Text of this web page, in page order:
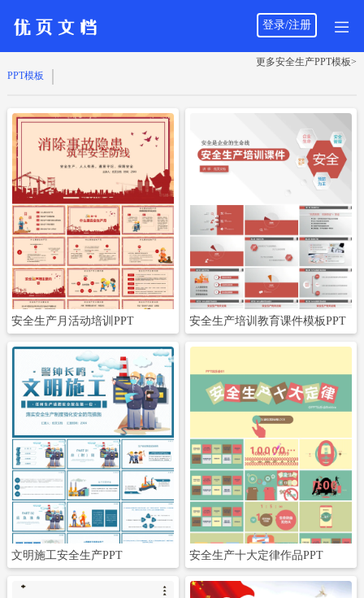
登录/注册
PPT模板
更多安全生产PPT模板>
安全生产月活动培训PPT 安全生产培训教育课件模板PPT
立即下载
文明施工安全生产PPT
立即下载
安全生产十大定律作品PPT
立即下载 立即下载